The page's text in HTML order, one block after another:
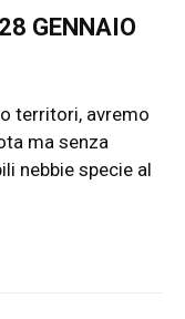
GENNAIO
territori, avremo
ma senza
nebbie specie al